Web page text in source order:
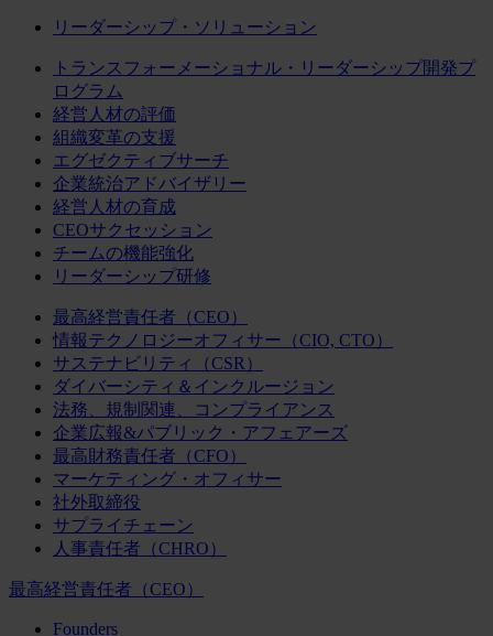
リーダーシップ・ソリューション
トランスフォーメーショナル・リーダーシップ開発プ
ログラム
経営人材の評価
組織変革の支援
エグゼクティブサーチ
企業統治アドバイザリー
経営人材の育成
CEOサクセッション
チームの機能強化
リーダーシップ研修
最高経営責任者（CEO）
情報テクノロジーオフィサー（CIO, CTO）
サステナビリティ（CSR）
ダイバーシティ＆インクルージョン
法務、規制関連、コンプライアンス
企業広報&パブリック・アフェアーズ
最高財務責任者（CFO）
マーケティング・オフィサー
社外取締役
サプライチェーン
人事責任者（CHRO）
最高経営責任者（CEO）
Founders